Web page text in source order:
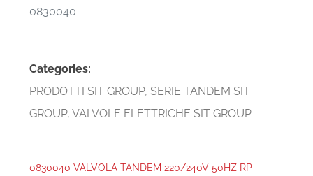
0830040
Categories:
PRODOTTI SIT GROUP,SERIE TANDEM SIT
GROUP,VALVOLE ELETTRICHE SIT GROUP
0830040 VALVOLA TANDEM 220/240V 50HZ RP